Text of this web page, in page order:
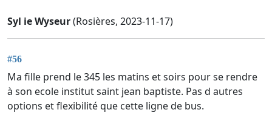
Syl ie Wyseur(Rosières, 2023-11-17)
#56
Ma fille prend le 345 les matins et soirs pour se rendre
à son ecole institut saint jean baptiste. Pas d autres
options et flexibilité que cette ligne de bus.